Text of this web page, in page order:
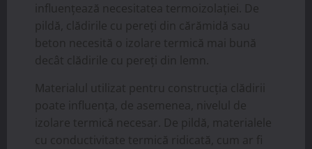
influențează necesitatea termoizolației. De
pildă, clădirile cu pereți din cărămidă sau
beton necesită o izolare termică mai bună
decât clădirile cu pereți din lemn.
Materialul utilizat pentru construcția clădirii
poate influența, de asemenea, nivelul de
izolare termică necesar. De pildă, materialele
cu conductivitate termică ridicată, cum ar fi